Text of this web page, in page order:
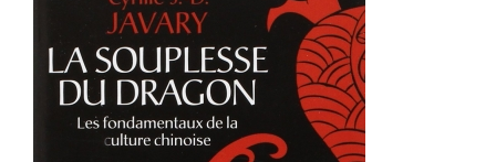
Autres civilisations
Thématiques